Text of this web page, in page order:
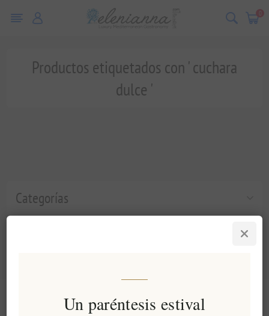
0
Categorías
Productos etiquetados con ' cuchara
dulce '
Información
Un paréntesis estival